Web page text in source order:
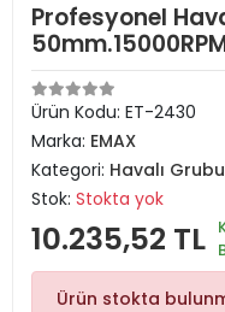
Profesyonel
Ürün Kodu: ET-2430
Marka: EMAX
Kategori: Havalı Grubu
Stok: Stokta yok
10.235,52 TL
Ürün stokta